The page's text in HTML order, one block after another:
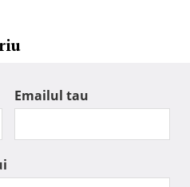
Emailul tau